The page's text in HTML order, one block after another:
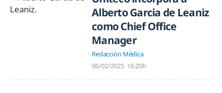
Alberto Garcia de Leaniz
como Chief Office
Manager
Redacción Médica
06/02/2025 16:20h